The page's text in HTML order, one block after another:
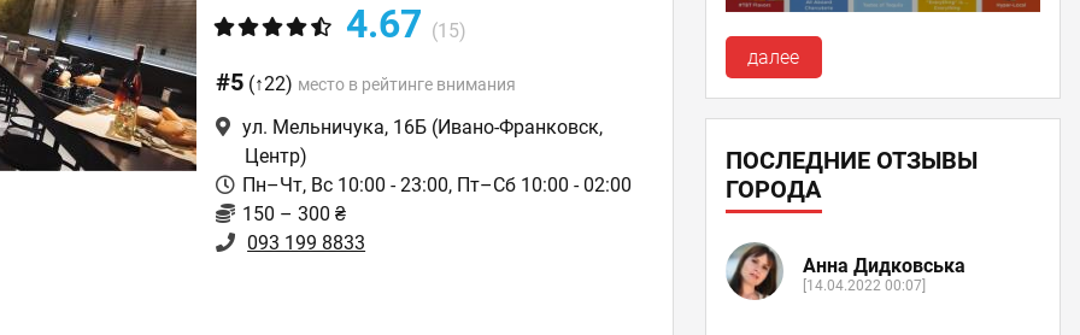
4.67 (15)
#5 (↑22) место в рейтинге внимания
ул. Мельничука, 16Б (Ивано-Франковск,
Центр)
Пн–Чт, Вс 10:00 - 23:00, Пт–Сб 10:00 - 02:00
150 – 300 ₴
093 199 8833
далее
ПОСЛЕДНИЕ ОТЗЫВЫ
ГОРОДА
Анна Дидковська
[14.04.2022 00:07]